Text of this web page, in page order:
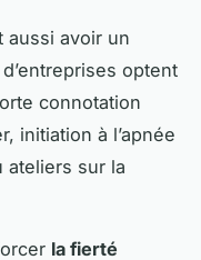
aussi avoir un
optent
connotation
initiation à l’apnée
ateliers sur la
la fierté